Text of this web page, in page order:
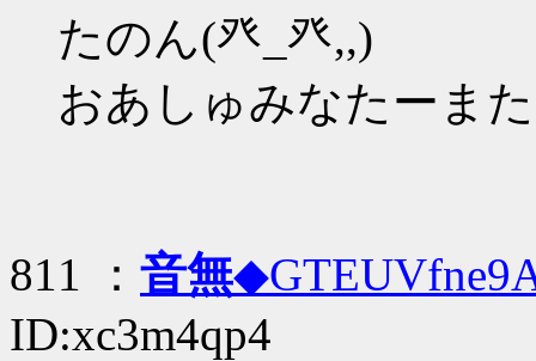
たのん(癶_癶,,)
おあしゅみなたーま
811 ： 音無
ID:xc3m4qp4